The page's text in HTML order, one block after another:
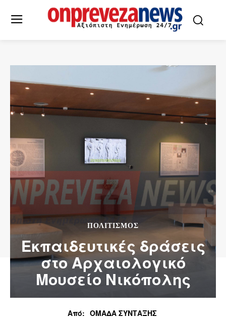
ΠΟΛΙΤΙΣΜΌΣ
Εκπαιδευτικές δράσεις
στο Αρχαιολογικό
Μουσείο Νικόπολης
Από: ΟΜΑΔΑ ΣΥΝΤΑΞΗΣ